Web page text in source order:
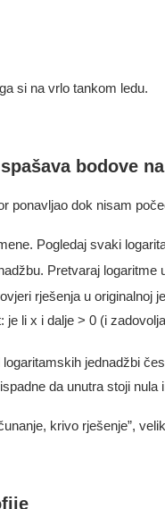
si na vrlo tankom ledu.
bodove
ponavljao dok nisam
Pogledaj svaki
Pretvaraj
rješenja u originalnoj
je li x i dalje > 0 (i
jednadžbi
da unutra stoji nula
krivo rješenje”,